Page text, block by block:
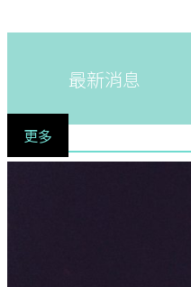
最新消息
更多